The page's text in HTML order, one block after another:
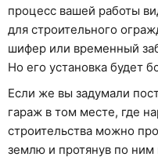
процесс вашей работы
для строительного
шифер или временный
Но его установка будет
Если же вы задумали
гараж в том месте, где
строительства можно
землю и протянув по ним